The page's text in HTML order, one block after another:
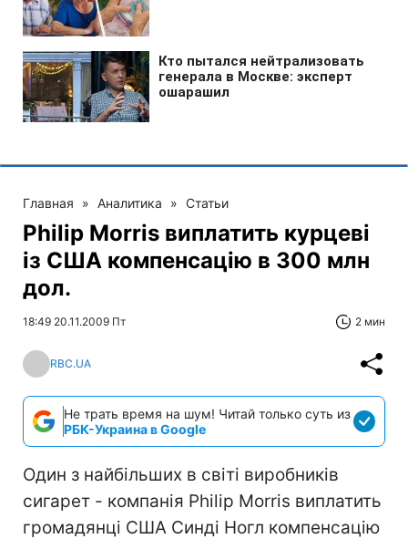
Главная » Аналитика » Статьи
Philip Morris виплатить курцеві
із США компенсацію в 300 млн
дол.
18:49 20.11.2009 Пт 2 мин
RBC.UA
Не трать время на шум! Читай только суть из
РБК-Украина в Google
Один з найбільших в світі виробників
сигарет - компанія Philip Morris виплатить
громадянці США Синді Ногл компенсацію